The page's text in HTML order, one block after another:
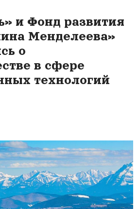
и Фонд развития
Менделеева»
о
в сфере
технологий